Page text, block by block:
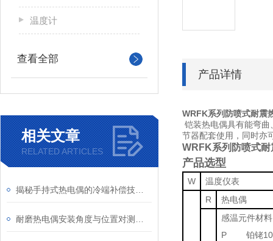
温度计
查看全部
相关文章
RELATED ARTICLES
产品详情
WRFK系列防喷式耐震
铠装热电偶具有能弯
节器配套使用，同时亦
WRFK系列防喷式
产品选型
W
温度仪表
R
热电偶
感温元件材料
P 铂铑